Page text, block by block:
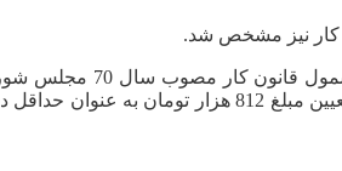
به موجب ماده واحده